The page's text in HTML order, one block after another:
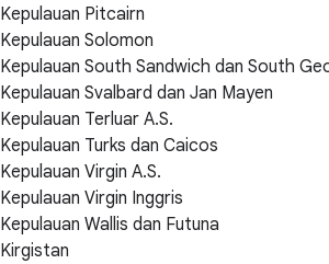
Kepulauan Pitcairn
Kepulauan Solomon
Kepulauan South Sandwich dan South
Kepulauan Svalbard dan Jan Mayen
Kepulauan Terluar A.S.
Kepulauan Turks dan Caicos
Kepulauan Virgin A.S.
Kepulauan Virgin Inggris
Kepulauan Wallis dan Futuna
Kirgistan